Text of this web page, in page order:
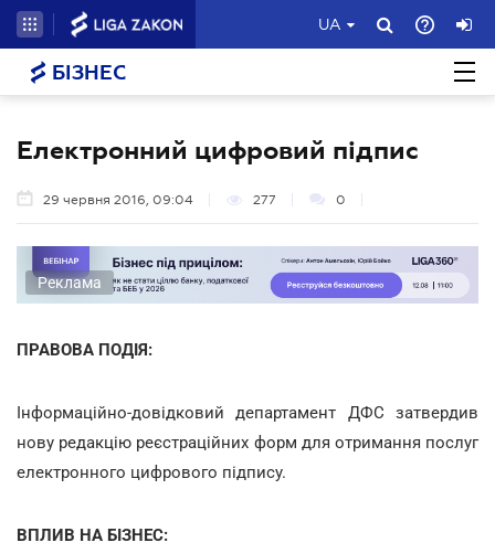
UA
БІЗНЕС
Електронний цифровий підпис
29 червня 2016, 09:04 277 0
Реклама
ПРАВОВА ПОДІЯ:
Інформаційно-довідковий департамент ДФС затвердив
нову редакцію реєстраційних форм для отримання послуг
електронного цифрового підпису.
ВПЛИВ НА БІЗНЕС: